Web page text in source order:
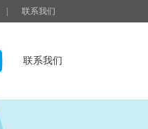
联系我们
联系我们